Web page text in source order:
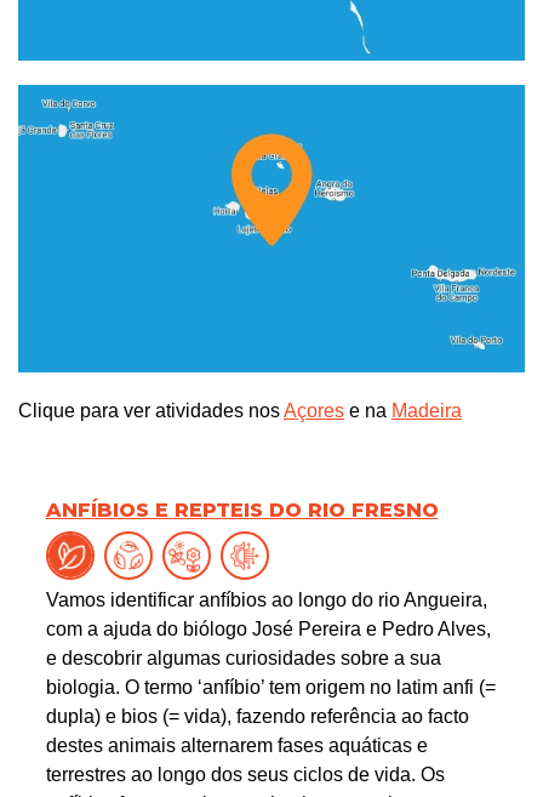
ANFÍBIOS E REPTEIS DO RIO FRESNO
Vamos identificar anfíbios ao longo do rio Angueira,
com a ajuda do biólogo José Pereira e Pedro Alves,
e descobrir algumas curiosidades sobre a sua
biologia. O termo ‘anfíbio’ tem origem no latim anfi (=
dupla) e bios (= vida), fazendo referência ao facto
destes animais alternarem fases aquáticas e
terrestres ao longo dos seus ciclos de vida. Os
Clique para ver atividades nosAçores e na Madeira